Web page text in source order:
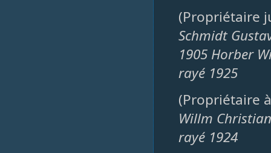
(Propriétaire
Schmidt
1905 Horber
rayé 1925
(Propriétaire
Willm
rayé 1924